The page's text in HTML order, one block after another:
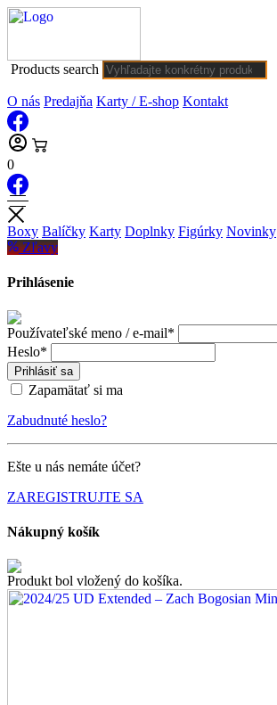
Products search
O nás Predajňa Karty / E-shop Kontakt
0
Boxy Balíčky Karty Doplnky Figúrky Novinky
Zľavy
Prihlásenie
Používateľské meno / e-mail*
Heslo*
Prihlásiť sa
Zapamätať si ma
Zabudnuté heslo?
Ešte u nás nemáte účet?
ZAREGISTRUJTE SA
Nákupný košík
Produkt bol vložený do košíka.